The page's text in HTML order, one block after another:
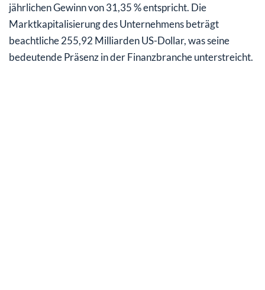
jährlichen Gewinn von 31,35 % entspricht. Die
Marktkapitalisierung des Unternehmens beträgt
beachtliche 255,92 Milliarden US-Dollar, was seine
bedeutende Präsenz in der Finanzbranche unterstreicht.